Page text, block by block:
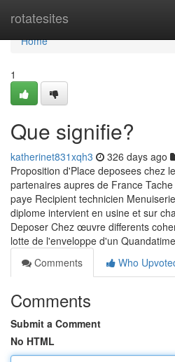
rotatesites
Home
Home
1
Que signifie?
katherinet831xqh3 326 days ago
Proposition d'Place deposees chez
partenaires aupres de France
paye Recipient technicien
diplome intervient en usine et sur
Deposer Chez œuvre differents
lotte de l'enveloppe d'un
Comments
Who
Comments
Submit a Comment
No HTML